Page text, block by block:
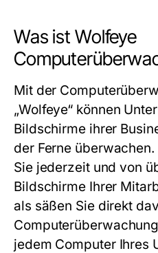
Was ist Wolfeye
Mit der
„Wolfeye“ können
Bildschirme ihrer
der Ferne
Sie jederzeit und von
Bildschirme Ihrer
als säßen Sie direkt
jedem Computer Ihres